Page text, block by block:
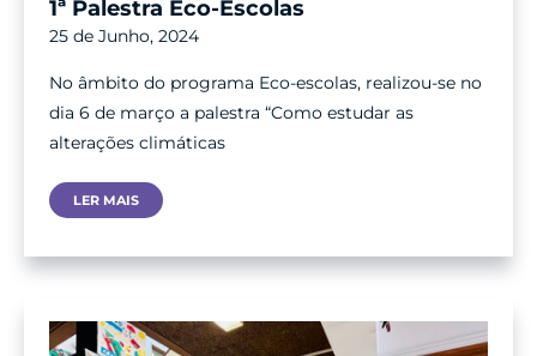
1ª Palestra Eco-Escolas
25 de Junho, 2024
No âmbito do programa Eco-escolas, realizou-se no
dia 6 de março a palestra “Como estudar as
alterações climáticas
1ª
Eco-
LER MAIS